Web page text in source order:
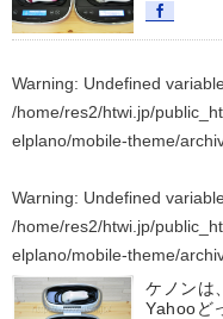
Warning: Undefined
/home/res2/htwi.jp/
elplano/mobile-theme/
Warning: Undefined
/home/res2/htwi.jp/
elplano/mobile-theme/
ケノンは
Yahooど